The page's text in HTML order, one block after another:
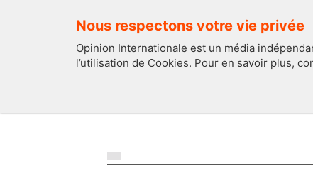
Nous respectons votre vie privée
Opinion Internationale est un média
l’utilisation de Cookies. Pour en savoir plus,